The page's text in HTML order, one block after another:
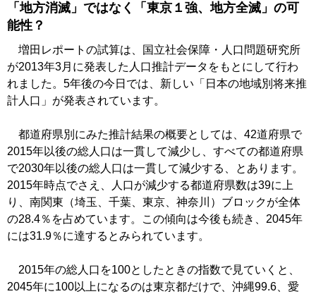
「地方消滅」ではなく「東京１強、地方全滅」の可
能性？
増田レポートの試算は、国立社会保障・人口問題研究所
が2013年3月に発表した人口推計データをもとにして行わ
れました。5年後の今日では、新しい「日本の地域別将来推
計人口」が発表されています。
都道府県別にみた推計結果の概要としては、42道府県で
2015年以後の総人口は一貫して減少し、すべての都道府県
で2030年以後の総人口は一貫して減少する、とあります。
2015年時点でさえ、人口が減少する都道府県数は39に上
り、南関東（埼玉、千葉、東京、神奈川）ブロックが全体
の28.4％を占めています。この傾向は今後も続き、2045年
には31.9％に達するとみられています。
2015年の総人口を100としたときの指数で見ていくと、
2045年に100以上になるのは東京都だけで、沖縄99.6、愛